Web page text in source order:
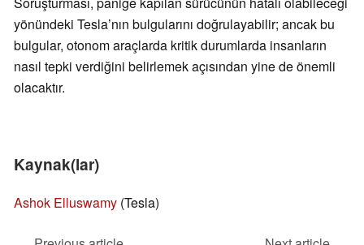
yönündeki Tesla’nın bulgularını doğrulayabilir; ancak bu
bulgular, otonom araçlarda kritik durumlarda insanların
nasıl tepki verdiğini belirlemek açısından yine de önemli
olacaktır.
Kaynak(lar)
Ashok Elluswamy (Tesla)